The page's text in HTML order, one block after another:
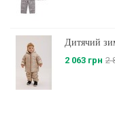
Дитячий
2 063 грн 2